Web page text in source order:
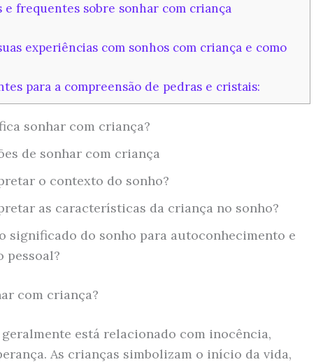
e frequentes sobre sonhar com criança
experiências com sonhos com criança e como
para a compreensão de pedras e cristais:
sonhar com criança?
de sonhar com criança
o contexto do sonho?
as características da criança no sonho?
significado do sonho para autoconhecimento e
pessoal?
com criança?
está relacionado com inocência,
As crianças simbolizam o início da vida,